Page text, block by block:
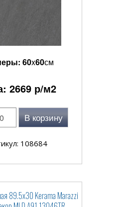
60x60см
2669 р/м2
В корзину
108684
89.5x30 Kerama Marazzi